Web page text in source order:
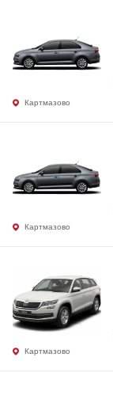
Картмазово
Картмазово
Картмазово